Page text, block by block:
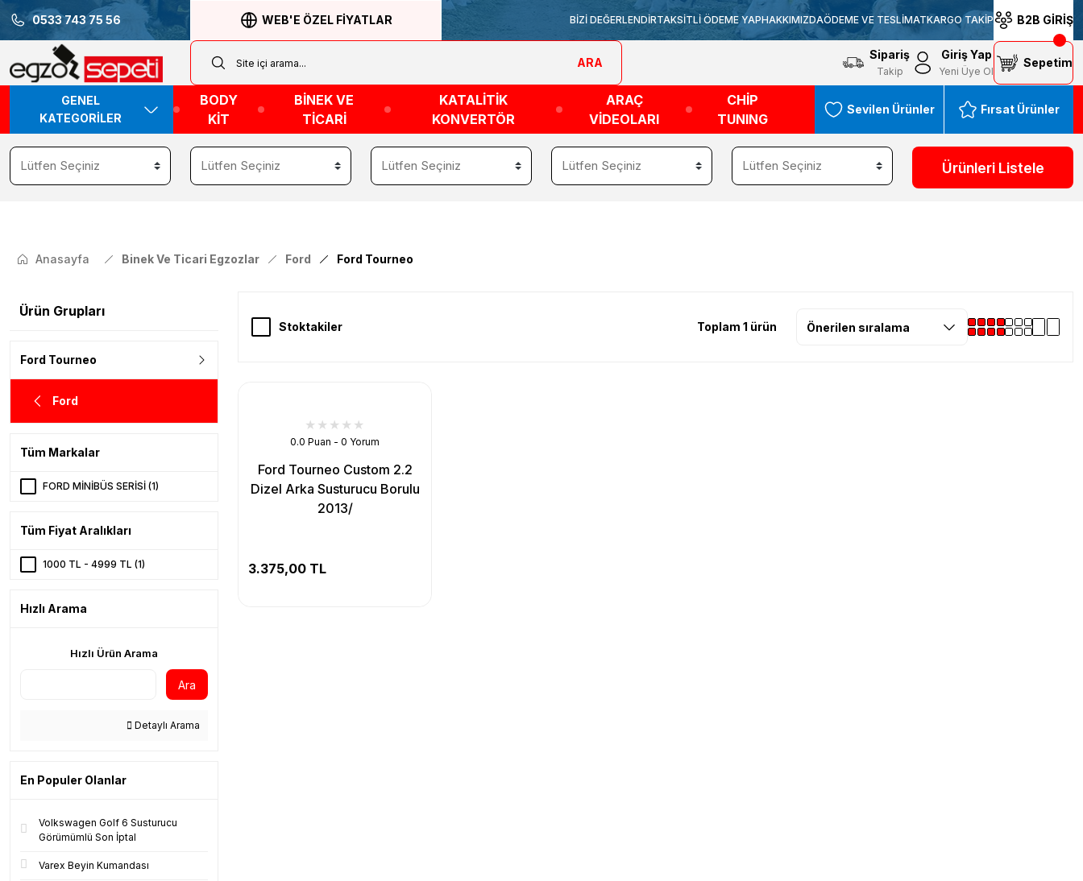
0533 743 75 56 WEB'E ÖZEL FİYATLAR BİZİ DEĞERLENDİRTAKSİTLİ ÖDEME YAPHAKKIMIZDAÖDEME VE TESLİMATKARGO TAKİP B2B GİRİŞ
ARA
Sipariş
Takip
Giriş Yap
Yeni Üye Ol
Sepetim
GENEL
KATEGORİLER
BODY
KİT
BİNEK VE
TİCARİ
KATALİTİK
KONVERTÖR
ARAÇ
VİDEOLARI
CHİP
TUNING
Sevilen Ürünler Fırsat Ürünler
Ürünleri Listele
Anasayfa Binek Ve Ticari Egzozlar Ford Ford Tourneo
Ürün Grupları
Ford Tourneo
Ford
Tüm Markalar
FORD MİNİBÜS SERİSİ (1)
Tüm Fiyat Aralıkları
1000 TL - 4999 TL (1)
Hızlı Arama
Hızlı Ürün Arama
Ara
Detaylı Arama
En Populer Olanlar
Volkswagen Golf 6 Susturucu
Görümümlü Son İptal
Varex Beyin Kumandası
Stoktakiler Toplam 1 ürün
0.0 Puan - 0 Yorum
Ford Tourneo Custom 2.2
Dizel Arka Susturucu Borulu
2013/
3.375,00 TL